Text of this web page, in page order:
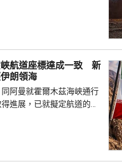
沃羅涅日州，部署一支規
月將召開高級別會談，確
供的導彈總數。消息人士
關...
航道座標達成一致 新
朗領海
阿曼就霍爾木茲海峽通行
進展，已就擬定航道的地
阿曼達成的任何協議，並